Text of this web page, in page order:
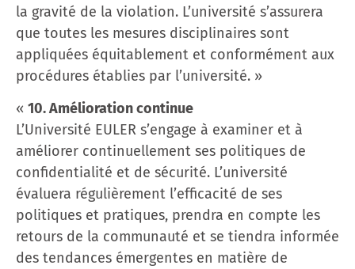
la gravité de la violation. L’université s’assurera
que toutes les mesures disciplinaires sont
appliquées équitablement et conformément aux
procédures établies par l’université. »
« 10. Amélioration continue
L’Université EULER s’engage à examiner et à
améliorer continuellement ses politiques de
confidentialité et de sécurité. L’université
évaluera régulièrement l’efficacité de ses
politiques et pratiques, prendra en compte les
retours de la communauté et se tiendra informée
des tendances émergentes en matière de